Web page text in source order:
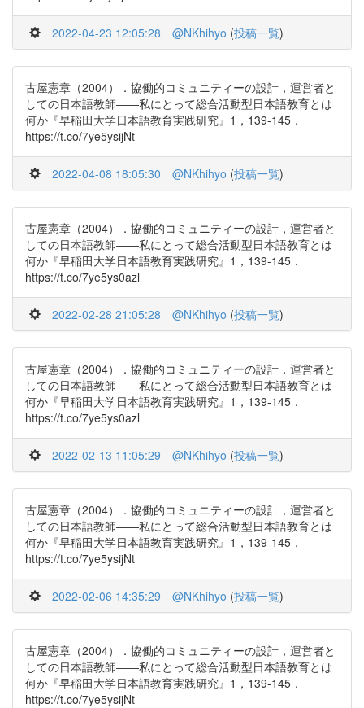
2022-04-23 12:05:28 @NKhihyo (投稿一覧)
古屋憲章（2004）．協働的コミュニティーの設計，運営者と
しての日本語教師――私にとって総合活動型日本語教育とは
何か『早稲田大学日本語教育実践研究』1，139-145．
https://t.co/7ye5ysijNt
2022-04-08 18:05:30 @NKhihyo (投稿一覧)
古屋憲章（2004）．協働的コミュニティーの設計，運営者と
しての日本語教師――私にとって総合活動型日本語教育とは
何か『早稲田大学日本語教育実践研究』1，139-145．
https://t.co/7ye5ys0azl
2022-02-28 21:05:28 @NKhihyo (投稿一覧)
古屋憲章（2004）．協働的コミュニティーの設計，運営者と
しての日本語教師――私にとって総合活動型日本語教育とは
何か『早稲田大学日本語教育実践研究』1，139-145．
https://t.co/7ye5ys0azl
2022-02-13 11:05:29 @NKhihyo (投稿一覧)
古屋憲章（2004）．協働的コミュニティーの設計，運営者と
しての日本語教師――私にとって総合活動型日本語教育とは
何か『早稲田大学日本語教育実践研究』1，139-145．
https://t.co/7ye5ysijNt
2022-02-06 14:35:29 @NKhihyo (投稿一覧)
古屋憲章（2004）．協働的コミュニティーの設計，運営者と
しての日本語教師――私にとって総合活動型日本語教育とは
何か『早稲田大学日本語教育実践研究』1，139-145．
https://t.co/7ye5ysijNt